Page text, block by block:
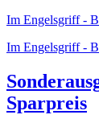
Im Engelsgriff -
Im Engelsgriff -
Sparpreis